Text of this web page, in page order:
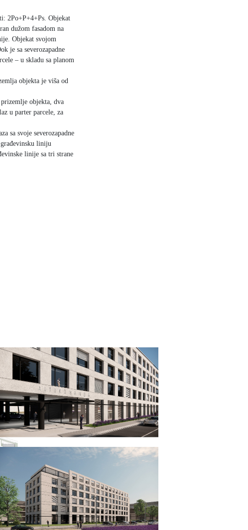
2Po+P+4+Ps. Objekat
dužom fasadom na
Objekat svojom
je sa severozapadne
– u skladu sa planom
objekta je viša od
objekta, dva
u parter parcele, za
sa svoje severozapadne
građevinsku liniju
linije sa tri strane